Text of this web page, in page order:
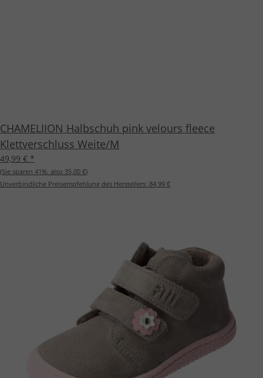
CHAMELIION Halbschuh pink velours fleece
Klettverschluss Weite/M
49,99 € *
(Sie sparen 41%, also 35,00 €)
Unverbindliche Preisempfehlung des Herstellers: 84,99 €